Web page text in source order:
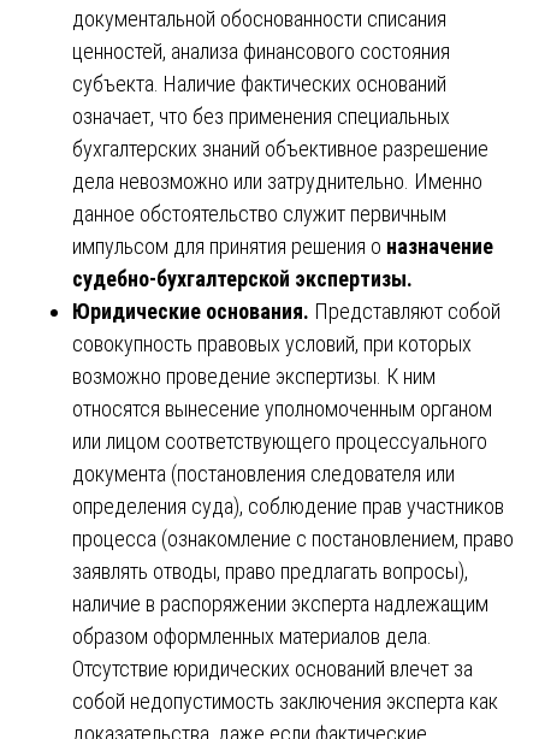
документальной обоснованности списания
ценностей, анализа финансового состояния
субъекта. Наличие фактических оснований
означает, что без применения специальных
бухгалтерских знаний объективное разрешение
дела невозможно или затруднительно. Именно
данное обстоятельство служит первичным
импульсом для принятия решения о назначение
судебно-бухгалтерской экспертизы.
Юридические основания. Представляют собой
совокупность правовых условий, при которых
возможно проведение экспертизы. К ним
относятся вынесение уполномоченным органом
или лицом соответствующего процессуального
документа (постановления следователя или
определения суда), соблюдение прав участников
процесса (ознакомление с постановлением, право
заявлять отводы, право предлагать вопросы),
наличие в распоряжении эксперта надлежащим
образом оформленных материалов дела.
Отсутствие юридических оснований влечет за
собой недопустимость заключения эксперта как
доказательства, даже если фактические